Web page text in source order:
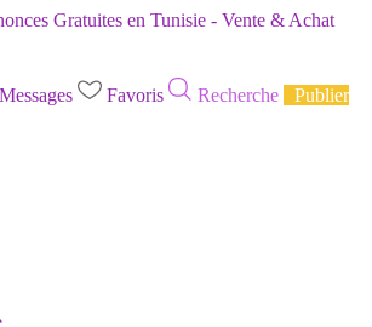
Messages Favoris Recherche
Publier